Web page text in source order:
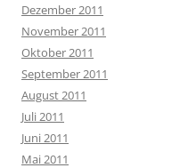
Dezember 2011
November 2011
Oktober 2011
September 2011
August 2011
Juli 2011
Juni 2011
Mai 2011